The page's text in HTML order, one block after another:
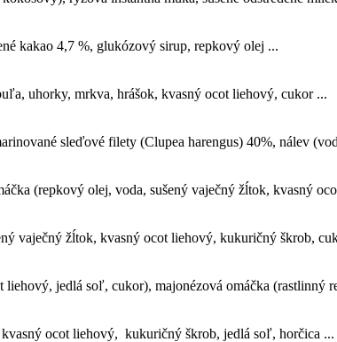
kakao 4,7 %, glukózový sirup, repkový olej ...
uhorky, mrkva, hrášok, kvasný ocot liehový, cukor ...
sleďové filety (Clupea harengus) 40%, nálev
(repkový olej, voda, sušený vaječný žĺtok, kvasný
vaječný žĺtok, kvasný ocot liehový, kukuričný škrob,
jedlá soľ, cukor), majonézová omáčka (rastlinný
ocot liehový, kukuričný škrob, jedlá soľ, horčica ...